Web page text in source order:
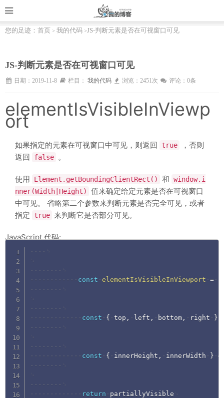
您的足迹： 首页 > 我的代码 >JS-判断元素是否在可视窗口可见
JS-判断元素是否在可视窗口可见
日期：2019-11-8 栏目： 我的代码 浏览：2451次 评论：0条
elementIsVisibleInViewp
ort
如果指定的元素在可视窗口中可见，则返回 true
，否则
返回
false 。
使用 Element.getBoundingClientRect() 和 window.i
nner(Width|Height)
值来确定给定元素是否在可视窗口
中可见。 省略第二个参数来判断元素是否完全可见，或者
指定
true 来判断它是否部分可见。
JavaScript 代码:
const elementIsVisibleInViewport =
const { top , left , bottom , right }
const { innerHeight , innerWidth } =
return partiallyVisible